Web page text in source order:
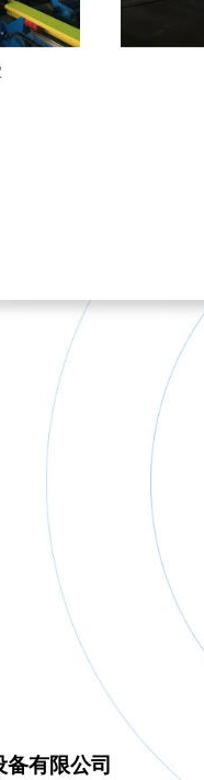
有限公司